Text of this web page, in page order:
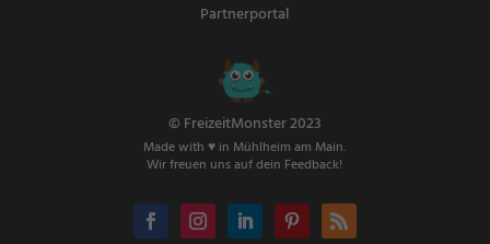
Partnerportal
© FreizeitMonster 2023
Made with ♥ in Mühlheim am Main.
Wir freuen uns auf dein Feedback!